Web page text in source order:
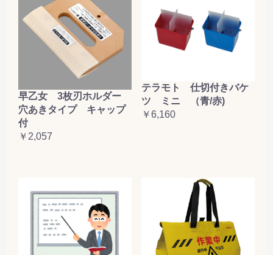
早乙女 3枚刃ホルダー
穴あきタイプ キャップ
付
￥2,057
テラモト 仕切付きバケ
ツ ミニ （青/赤)
￥6,160